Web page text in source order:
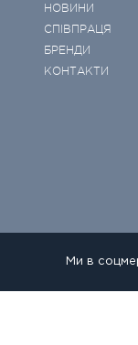
НОВИНИ
СПІВПРАЦЯ
БРЕНДИ
КОНТАКТИ
Ми в